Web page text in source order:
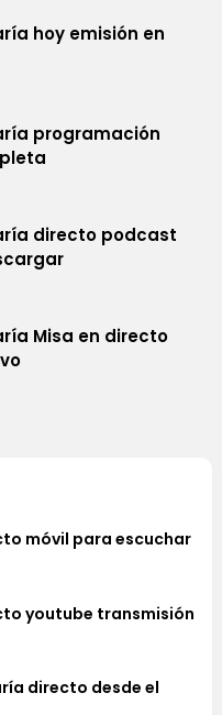
hoy emisión en
programación
directo podcast
Misa en directo
móvil para escuchar
youtube transmisión
directo desde el